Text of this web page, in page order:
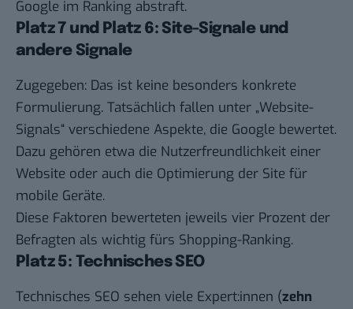
Google im Ranking abstraft.
Platz 7 und Platz 6: Site-Signale und
andere Signale
Zugegeben: Das ist keine besonders konkrete
Formulierung. Tatsächlich fallen unter „Website-
Signals“ verschiedene Aspekte, die Google bewertet.
Dazu gehören etwa die Nutzerfreundlichkeit einer
Website oder auch die Optimierung der Site für
mobile Geräte.
Diese Faktoren bewerteten jeweils vier Prozent der
Befragten als wichtig fürs Shopping-Ranking.
Platz 5: Technisches SEO
Technisches SEO sehen viele Expert:innen (zehn